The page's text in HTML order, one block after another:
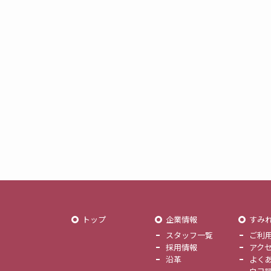
トップ
企業情報
スタッフ一覧
採用情報
沿革
すみ
ご利
アク
よく